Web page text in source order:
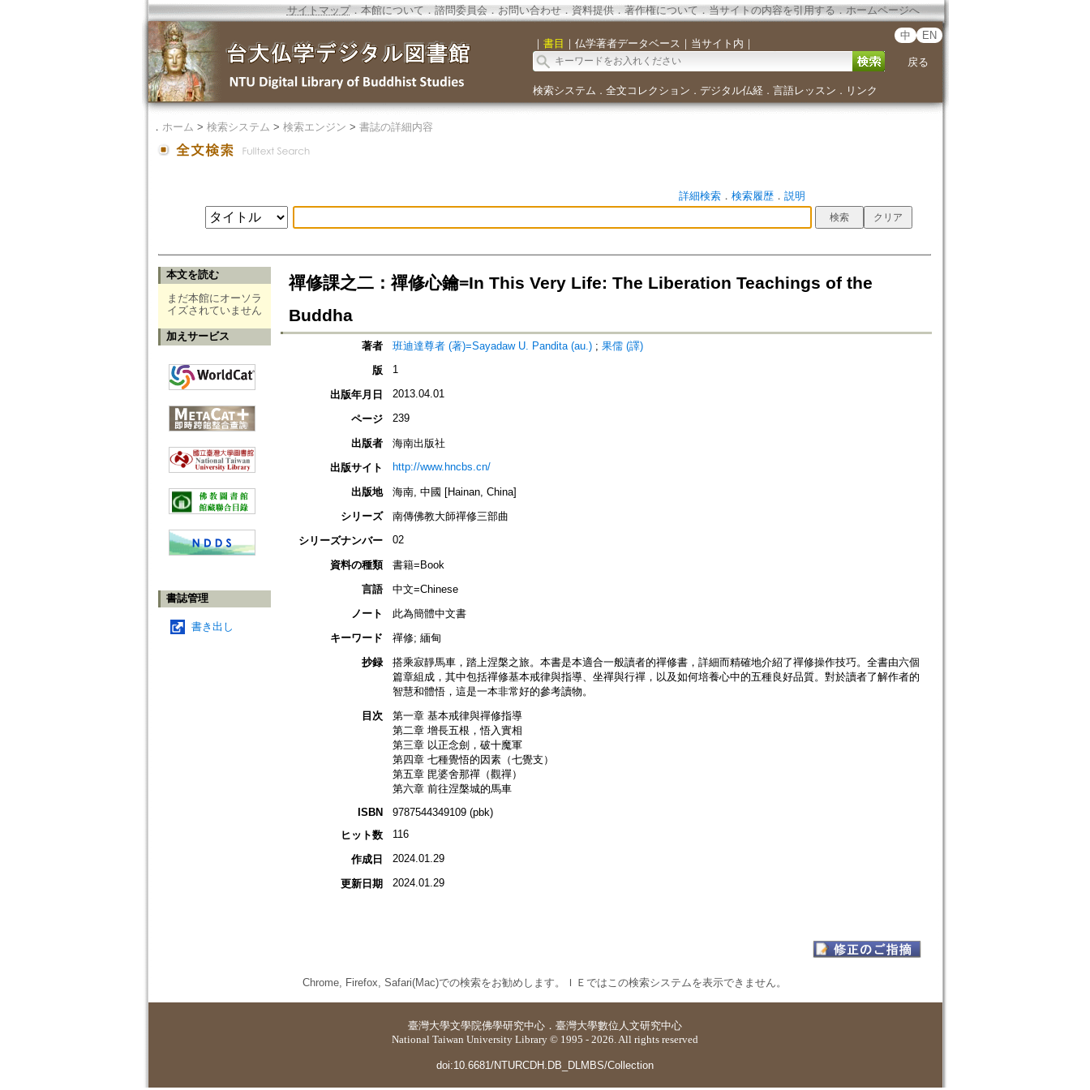
サイトマップ．本館について ． 諮問委員会． お問い合わせ． 資料提供． 著作権について．当サイトの内容を引用する ． ホームページへ
｜ 書目 ｜ 仏学著者データベース ｜ 当サイト内 ｜
中 EN
戻る
検索システム ． 全文コレクション ． デジタル仏経． 言語レッスン ． リンク
． ホーム > 検索システム > 検索エンジン > 書誌の詳細内容
詳細検索． 検索履歴． 説明
本文を読む
まだ本館にオーソラ
イズされていません
加えサービス
書誌管理
書き出し
禪修課之二：禪修心鑰=In This Very Life: The Liberation Teachings of the
Buddha
著者 班迪達尊者 (著)=Sayadaw U. Pandita (au.); 果儒 (譯)
版
1
出版年月日 2013.04.01
ページ 239
出版者
海南出版社
出版サイト
http://www.hncbs.cn/
出版地
海南, 中國 [Hainan, China]
シリーズ
南傳佛教大師禪修三部曲
シリーズナンバー
02
資料の種類
書籍=Book
言語
中文=Chinese
ノート
此為簡體中文書
キーワード
禪修; 緬甸
抄録
搭乘寂靜馬車，踏上涅槃之旅。本書是本適合一般讀者的禪修書，詳細而精確地介紹了禪修操作技巧。全書由六個
篇章組成，其中包括禪修基本戒律與指導、坐禪與行禪，以及如何培養心中的五種良好品質。對於讀者了解作者的
智慧和體悟，這是一本非常好的參考讀物。
目次
第一章 基本戒律與禪修指導
第二章 增長五根，悟入實相
第三章 以正念劍，破十魔軍
第四章 七種覺悟的因素（七覺支）
第五章 毘婆舍那禪（觀禪）
第六章 前往涅槃城的馬車
ISBN
9787544349109 (pbk)
ヒット数
116
作成日 2024.01.29
更新日期 2024.01.29
Chrome, Firefox, Safari(Mac)での検索をお勧めします。ＩＥではこの検索システムを表示できません。
臺灣大學文學院佛學研究中心 ． 臺灣大學數位人文研究中心
National Taiwan University Library © 1995 - 2026. All rights reserved
doi:10.6681/NTURCDH.DB_DLMBS/Collection